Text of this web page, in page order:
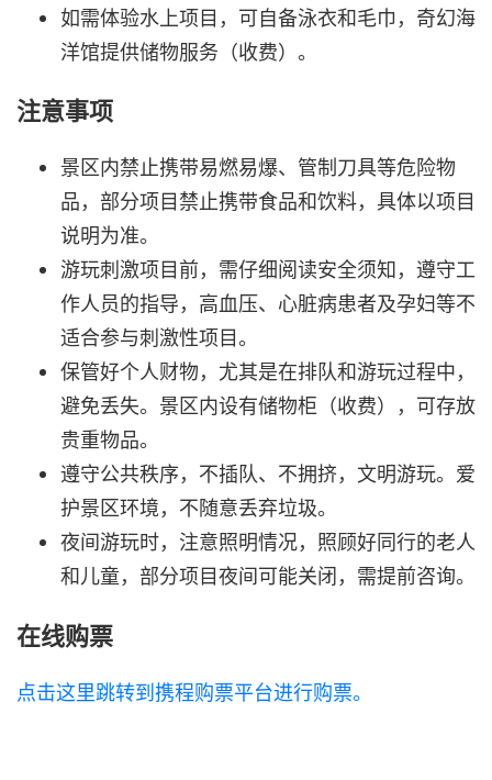
如需体验水上项目，可自备泳衣和毛巾，奇幻海
洋馆提供储物服务（收费）。
注意事项
景区内禁止携带易燃易爆、管制刀具等危险物
品，部分项目禁止携带食品和饮料，具体以项目
说明为准。
游玩刺激项目前，需仔细阅读安全须知，遵守工
作人员的指导，高血压、心脏病患者及孕妇等不
适合参与刺激性项目。
保管好个人财物，尤其是在排队和游玩过程中，
避免丢失。景区内设有储物柜（收费），可存放
贵重物品。
遵守公共秩序，不插队、不拥挤，文明游玩。爱
护景区环境，不随意丢弃垃圾。
夜间游玩时，注意照明情况，照顾好同行的老人
和儿童，部分项目夜间可能关闭，需提前咨询。
在线购票
点击这里跳转到携程购票平台进行购票。